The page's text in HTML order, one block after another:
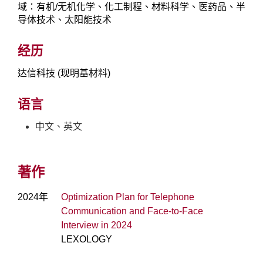
域：有机/无机化学、化工制程、材料科学、医药品、半
导体技术、太阳能技术
经历
达信科技 (现明基材料)
语言
中文、英文
著作
2024年
Optimization Plan for Telephone
Communication and Face-to-Face
Interview in 2024
LEXOLOGY